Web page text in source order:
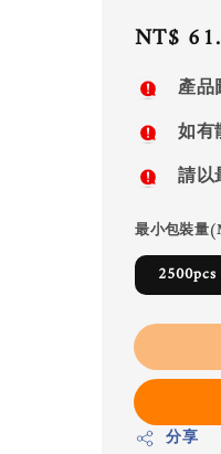
Regular
price
NT$
產品
如有
請以
最小包裝量
2500pcs
分享